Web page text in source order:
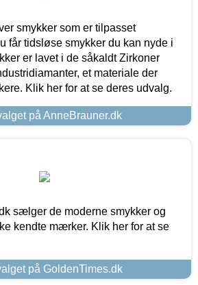
smykker som er tilpasset
får tidsløse smykker du kan nyde i
er lavet i de såkaldt Zirkoner
et materiale der
Klik her for at se deres udvalg.
på AnneBrauner.dk
sælger de moderne smykker og
kendte mærker. Klik her for at se
på GoldenTimes.dk